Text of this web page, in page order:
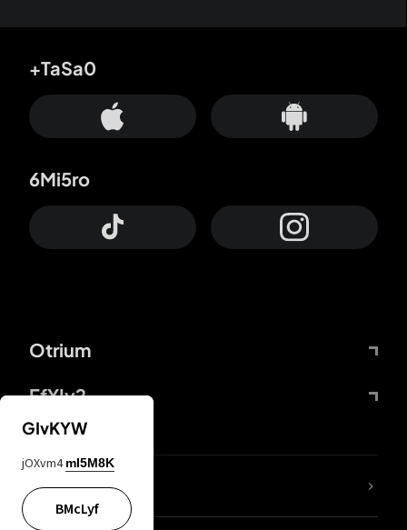
Otrium
FfYIy2
+TaSa0
6Mi5ro
KIjvtr
GIvKYW
jOXvm4 mI5M8K
BMcLyf